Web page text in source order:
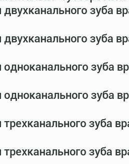
зуба
зуба
зуба
зуба
зуба
зуба